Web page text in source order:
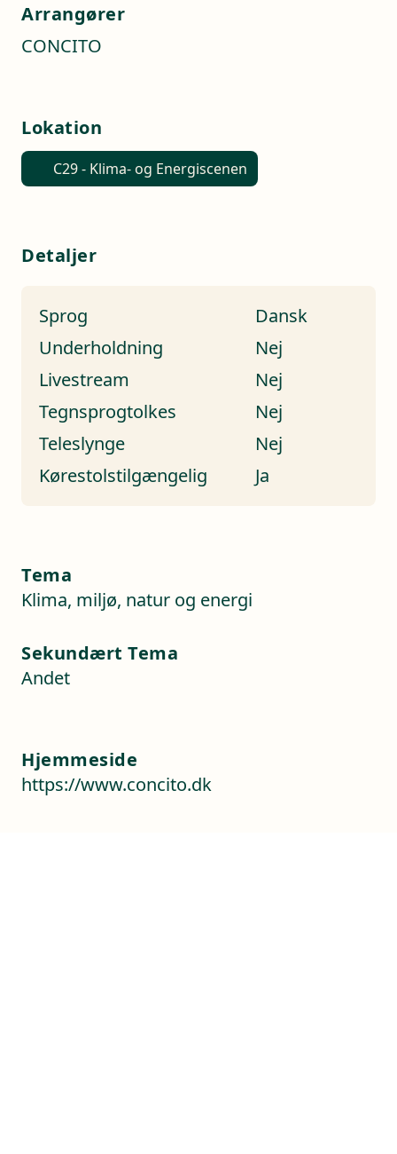
Arrangører
CONCITO
Lokation
C29 - Klima- og Energiscenen
Detaljer
Sprog
Dansk
Underholdning
Nej
Livestream
Nej
Tegnsprogtolkes
Nej
Teleslynge
Nej
Kørestolstilgængelig
Ja
Tema
Klima, miljø, natur og energi
Sekundært Tema
Andet
Hjemmeside
https://www.concito.dk